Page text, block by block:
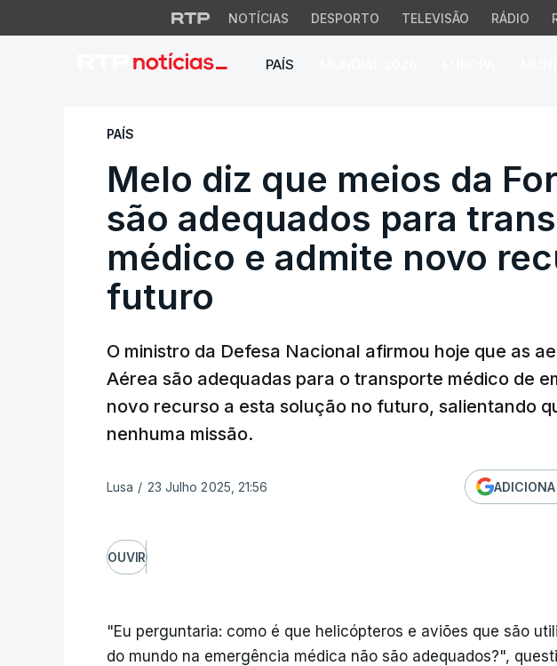
NOTÍCIAS DESPORTO TELEVISÃO RÁDIO
PAÍS
Melo diz que meios da
PAÍS
Melo diz que meios da
são adequados para
médico e admite novo
futuro
O ministro da Defesa Nacional afirmou hoje que as
Aérea são adequadas para o transporte médico de
novo recurso a esta solução no futuro, salientando
nenhuma missão.
Lusa / 23 Julho 2025, 21:56
OUVIR
"Eu perguntaria: como é que helicópteros e aviões que são
do mundo na emergência médica não são adequados?",